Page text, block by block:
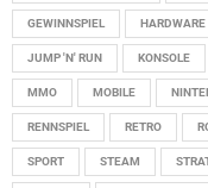
GEWINNSPIEL HARDWARE
JUMP 'N' RUN KONSOLE
MMO MOBILE
RENNSPIEL RETRO
SPORT STEAM